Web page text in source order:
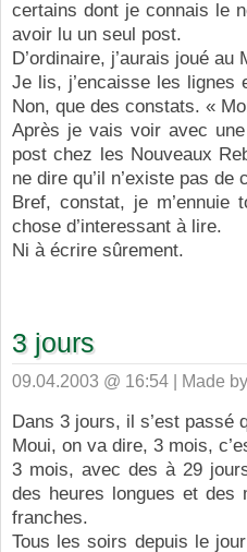
certains dont je connais le
avoir lu un seul post.
D’ordinaire, j’aurais joué
Je lis, j’encaisse les
Non, que des constats. «
Après je vais voir avec
post chez les Nouveaux
ne dire qu’il n’existe pas
Bref, constat, je m’ennuie
chose d’interessant à lire.
Ni à écrire sûrement.
3 jours
09.04.2003 @ 16:54 | Made
Dans 3 jours, il s’est passé
Moui, on va dire, 3 mois,
3 mois, avec des à 29
des heures longues et des
franches.
Tous les soirs depuis le